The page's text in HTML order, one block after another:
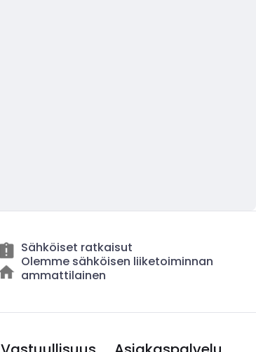
Sähköiset ratkaisut
Olemme sähköisen liiketoiminnan
ammattilainen